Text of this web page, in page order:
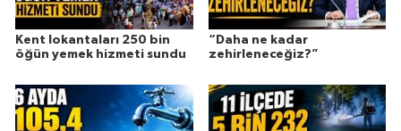
Kent lokantaları 250 bin
öğün yemek hizmeti sundu
“Daha ne kadar
zehirleneceğiz?”